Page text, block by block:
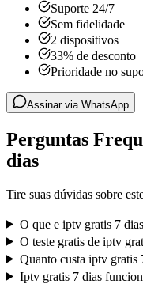
Suporte 24/7
Sem fidelidade
2 dispositivos
33% de desconto
Prioridade no
Assinar via WhatsApp
Perguntas
dias
Tire suas dúvidas sobre
O que e iptv gratis 7
O teste gratis de iptv
Quanto custa iptv gratis
Iptv gratis 7 dias